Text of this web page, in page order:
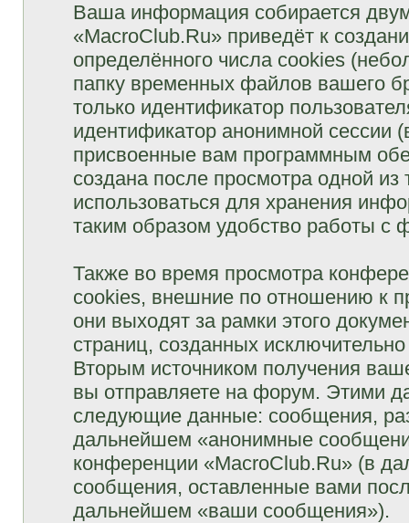
Ваша информация собирается
«MacroClub.Ru» приведёт к
определённого числа cookies
папку временных файлов вашего
только идентификатор
идентификатор анонимной сессии
присвоенные вам программным
создана после просмотра одной
использоваться для хранения
таким образом удобство работы с
Также во время просмотра
cookies, внешние по отношению к
они выходят за рамки этого
страниц, созданных
Вторым источником получения
вы отправляете на форум. Этими
следующие данные: сообщения,
дальнейшем «анонимные
конференции «MacroClub.Ru» (в
сообщения, оставленные вами
дальнейшем «ваши сообщения»).